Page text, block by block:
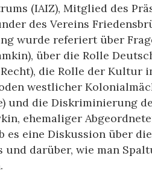
(IAIZ), Mitglied des
des Vereins
wurde referiert über
über die Rolle
die Rolle der Kultur
westlicher
und die Diskriminierung
ehemaliger
es eine Diskussion über
und darüber, wie man